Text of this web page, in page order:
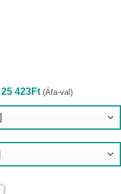
25 423FtÁrtartomány:
3
099Ft
25
(Áfa-val)